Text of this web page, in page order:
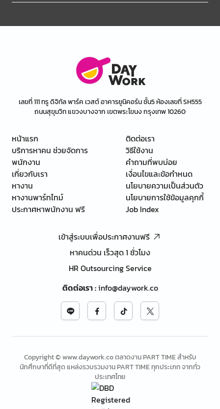
เลขที่ 111 ทรู ดิจิทัล พาร์ค เวสต์ อาคารยูนิคอร์น ชั้น5 ห้องเลขที่ SH555
ถนนสุขุมวิท แขวงบางจาก เขตพระโขนง กรุงเทพ 10260
หน้าแรก
บริการหาคน ช่วยจัดการ
พนักงาน
เกี่ยวกับเรา
หางาน
หางานพาร์ทไทม์
ประกาศหาพนักงาน ฟรี
ติดต่อเรา
วิธีใช้งาน
คำถามที่พบบ่อย
เงื่อนไขและข้อกำหนด
นโยบายความเป็นส่วนตัว
นโยบายการใช้ข้อมูลคุกกี้
Job Index
เข้าสู่ระบบเพื่อประกาศงานฟรี
หาคนด่วน เร็วสุด 1 ชั่วโมง
HR Outsourcing Service
ติดต่อเรา:info@daywork.co
Copyright © www.daywork.co ตลาดงาน PART TIME สำหรับ
นักศึกษาที่ดีที่สุด แหล่งรวบรวมงาน PART TIME ทุกประเภท จากทั่ว
ประเทศไทย